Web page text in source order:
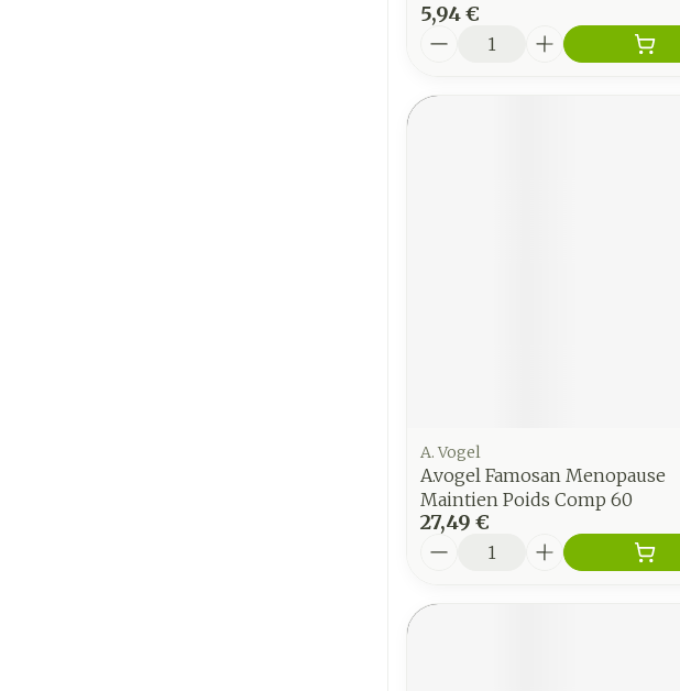
5,94 €
Quantité
A. Vogel
A.vogel Famosan Menopause
Maintien Poids Comp 60
27,49 €
Quantité